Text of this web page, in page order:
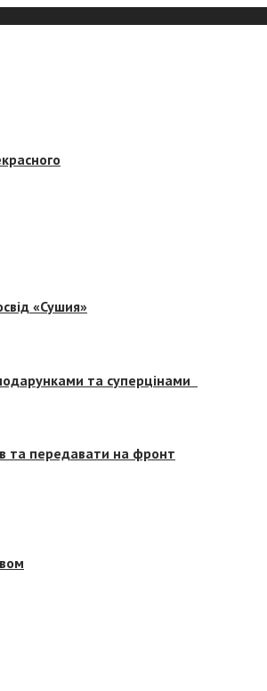
«Сушия»
та суперцінами
та передавати на фронт